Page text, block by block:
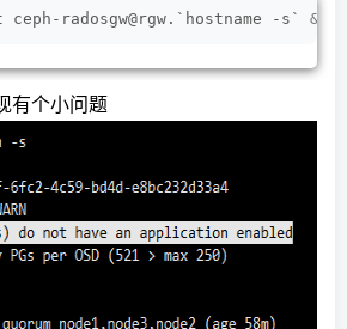
radosgw@rgw.`hostname -s` &&
有个小问题